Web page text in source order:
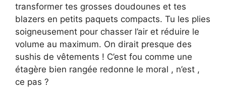
transformer tes grosses doudounes et tes
blazers en petits paquets compacts. Tu les plies
soigneusement pour chasser l’air et réduire le
volume au maximum. On dirait presque des
sushis de vêtements ! C’est fou comme une
étagère bien rangée redonne le moral , n’est ,
ce pas ?